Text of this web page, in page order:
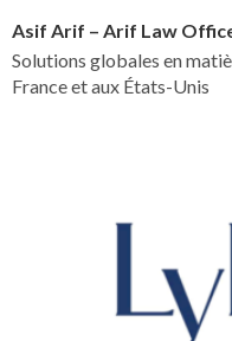
Asif Arif – Arif Law
Solutions globales en
France et aux États-Unis